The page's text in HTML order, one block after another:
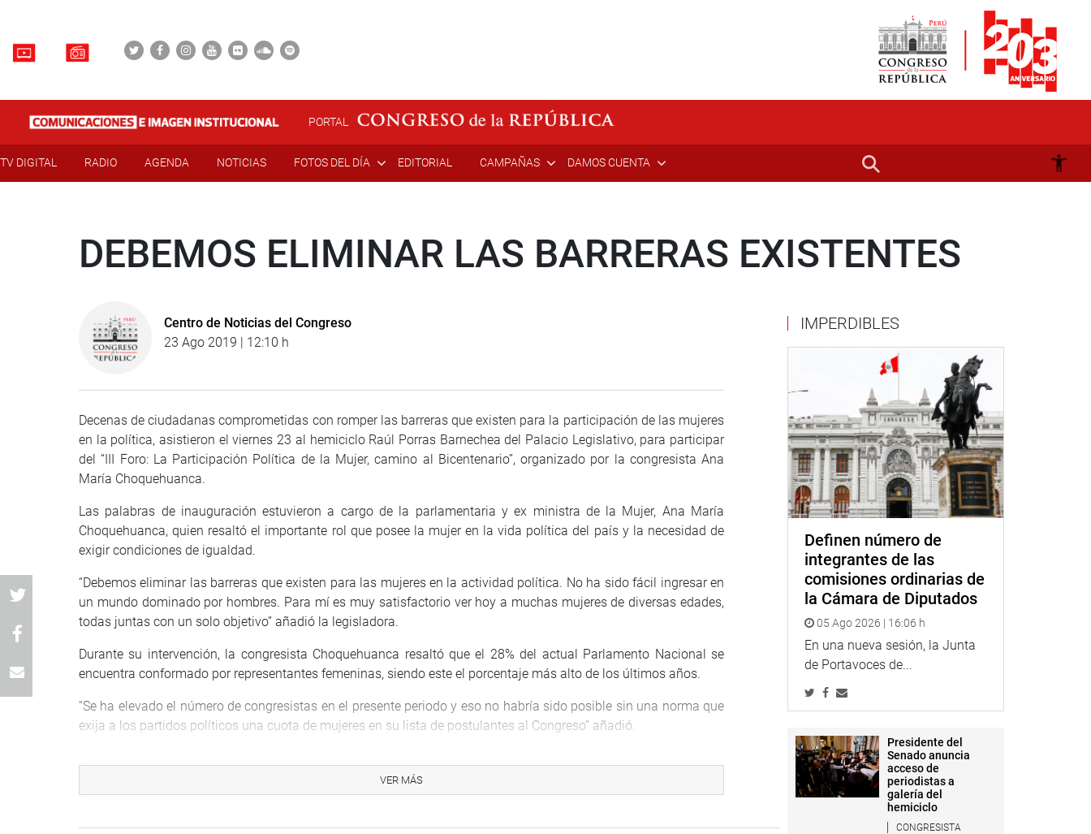
PORTAL
TV DIGITAL RADIO AGENDA NOTICIAS FOTOS DEL DÍA EDITORIAL CAMPAÑAS DAMOS CUENTA
DEBEMOS ELIMINAR LAS BARRERAS EXISTENTES
Centro de Noticias del Congreso
23 Ago 2019 | 12:10 h
Decenas de ciudadanas comprometidas con romper las barreras que existen para la participación de las mujeres
en la política, asistieron el viernes 23 al hemiciclo Raúl Porras Barnechea del Palacio Legislativo, para participar
del “III Foro: La Participación Política de la Mujer, camino al Bicentenario”, organizado por la congresista Ana
María Choquehuanca.
Las palabras de inauguración estuvieron a cargo de la parlamentaria y ex ministra de la Mujer, Ana María
Choquehuanca, quien resaltó el importante rol que posee la mujer en la vida política del país y la necesidad de
exigir condiciones de igualdad.
“Debemos eliminar las barreras que existen para las mujeres en la actividad política. No ha sido fácil ingresar en
un mundo dominado por hombres. Para mí es muy satisfactorio ver hoy a muchas mujeres de diversas edades,
todas juntas con un solo objetivo” añadió la legisladora.
Durante su intervención, la congresista Choquehuanca resaltó que el 28% del actual Parlamento Nacional se
encuentra conformado por representantes femeninas, siendo este el porcentaje más alto de los últimos años.
“Se ha elevado el número de congresistas en el presente periodo y eso no habría sido posible sin una norma que
exija a los partidos políticos una cuota de mujeres en su lista de postulantes al Congreso” añadió.
las mujeres en la política peruana, quienes agradecieron a la congresista por la organización del evento.
VER MÁS
IMPERDIBLES
Definen número de
integrantes de las
comisiones ordinarias de
la Cámara de Diputados
05 Ago 2026 | 16:06 h
En una nueva sesión, la Junta
de Portavoces de...
Presidente del
Senado anuncia
acceso de
periodistas a
galería del
hemiciclo
CONGRESISTA